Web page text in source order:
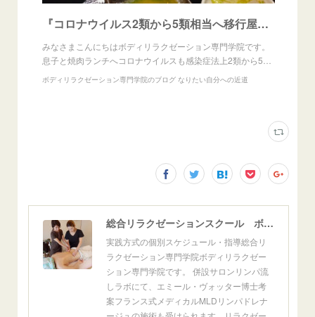
『コロナウイルス2類から5類相当へ移行屋内マスク着用不要へ調整』
みなさまこんにちはボディリラクゼーション専門学院です。
息子と焼肉ランチへコロナウイルスも感染症法上2類から5…
ボディリラクゼーション専門学院のブログ なりたい自分への近道
総合リラクゼーションスクール ボディリラクゼーション専門学院
実践方式の個別スケジュール・指導総合リ
ラクゼーション専門学院ボディリラクゼー
ション専門学院です。 併設サロンリンパ流
しラボにて、エミール・ヴォッター博士考
案フランス式メディカルMLDリンパドレナ